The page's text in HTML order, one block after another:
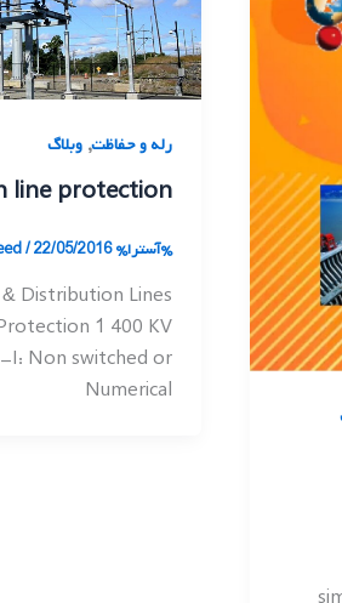
رله و حفاظت, وبلاگ
line protection
%آسترا% /22/05/2016
Distribution Lines
1 400 KV
I: Non switched or
Numerical